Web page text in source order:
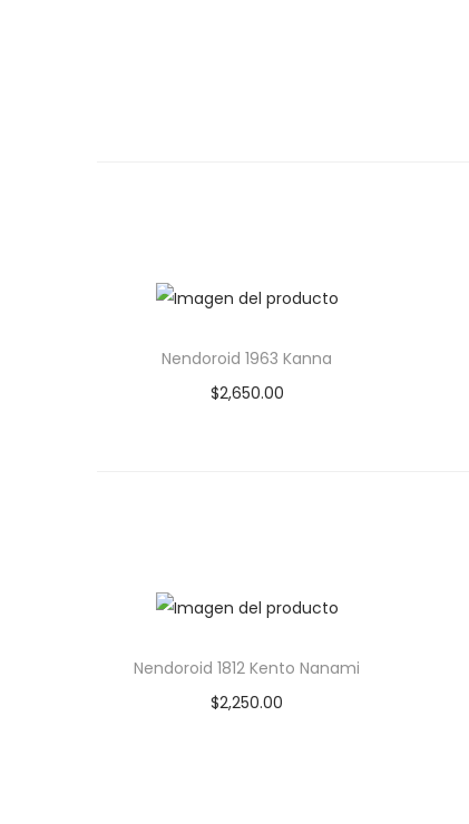
Nendoroid 1963 Kanna
$2,650.00
Nendoroid 1812 Kento Nanami
$2,250.00